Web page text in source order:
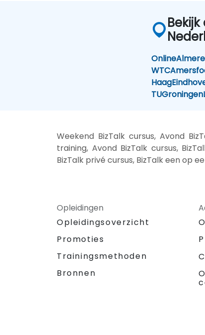
OnlineAlmere
WTC
Haag
TUGroningen
Weekend BizTalk cursus, Avond
training, Avond BizTalk cursus,
BizTalk privé cursus, BizTalk een op
Opleidingen
Opleidingsoverzicht
Promoties
Trainingsmethoden
Bronnen